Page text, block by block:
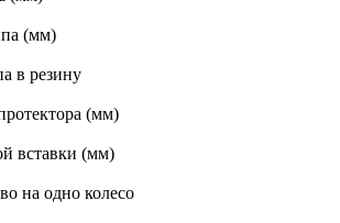
(мм)
в резину
(мм)
вставки (мм)
на одно колесо